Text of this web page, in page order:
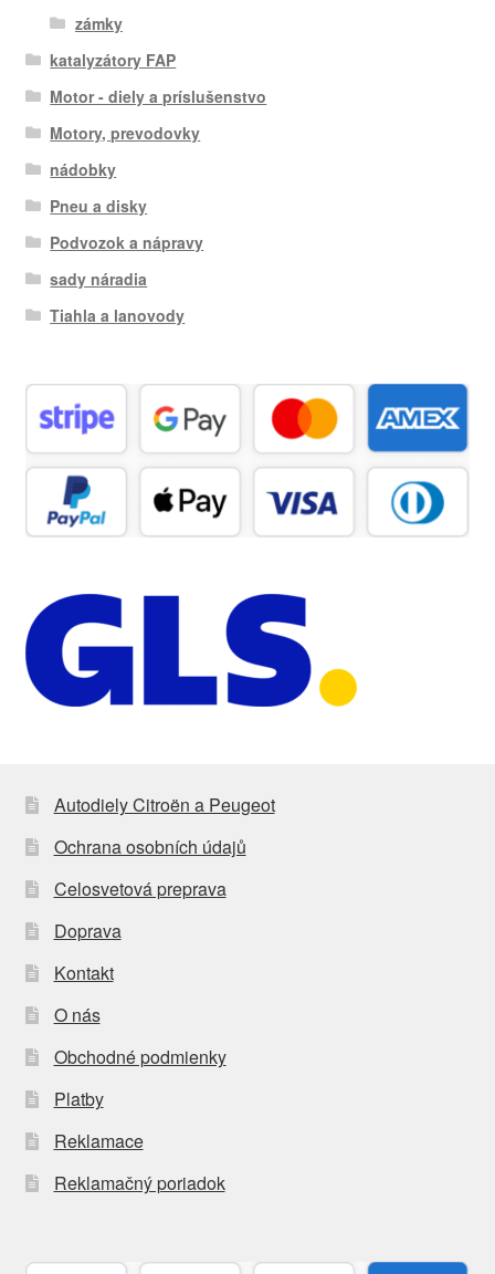
zámky
katalyzátory FAP
Motor - diely a príslušenstvo
Motory, prevodovky
nádobky
Pneu a disky
Podvozok a nápravy
sady náradia
Tiahla a lanovody
Autodiely Citroën a Peugeot
Ochrana osobních údajů
Celosvetová preprava
Doprava
Kontakt
O nás
Obchodné podmienky
Platby
Reklamace
Reklamačný poriadok